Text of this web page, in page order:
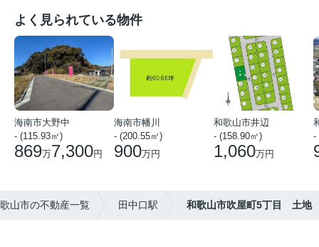
よく見られている物件
海南市大野中
- (115.93㎡)
869万7,300円
海南市幡川
- (200.55㎡)
900万円
和歌山市井辺
- (158.90㎡)
1,060万円
-
山市の不動産一覧 田中口駅 和歌山市吹屋町5丁目 土地